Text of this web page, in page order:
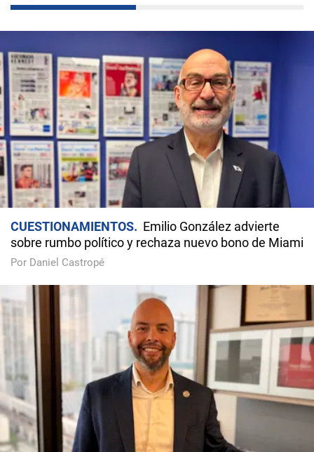
CUESTIONAMIENTOS
Emilio González advierte
sobre rumbo político y rechaza nuevo bono de Miami
Por Daniel Castropé